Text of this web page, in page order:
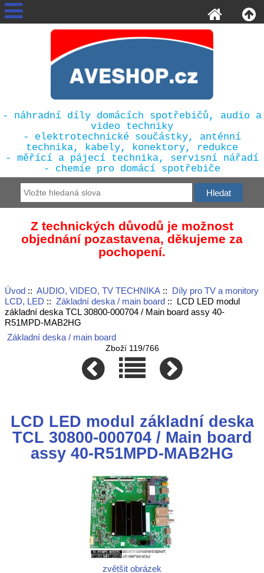
- náhradní díly domácích spotřebičů, audio a
video techniky
- elektrotechnické součástky, anténní
technika, kabely, konektory, redukce
- měřící a pájecí technika, servisní nářadí
- chemie pro domácí spotřebiče
Z technických důvodů je možnost
objednání pozastavena, děkujeme za
pochopení.
Úvod:: AUDIO, VIDEO, TV TECHNIKA:: Díly pro TV a monitory
LCD, LED :: Základní deska / main board:: LCD LED modul
základní deska TCL 30800-000704 / Main board assy 40-
R51MPD-MAB2HG
Základní deska / main board
Zboží 119/766
LCD LED modul základní deska
TCL 30800-000704 / Main board
assy 40-R51MPD-MAB2HG
zvětšit obrázek